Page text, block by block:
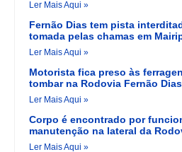
Ler Mais Aqui »
Fernão Dias tem pista
tomada pelas chamas em
Ler Mais Aqui »
Motorista fica preso às
tombar na Rodovia Fernão Dias
Ler Mais Aqui »
Corpo é encontrado por
manutenção na lateral da
Ler Mais Aqui »